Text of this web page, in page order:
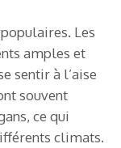
Les
amples et
sentir à l’aise
souvent
ce qui
climats.